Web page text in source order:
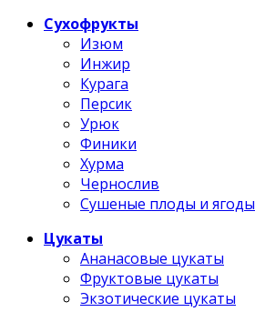
Сухофрукты
Изюм
Инжир
Курага
Персик
Урюк
Финики
Хурма
Чернослив
Сушеные плоды и ягоды
Цукаты
Ананасовые цукаты
Фруктовые цукаты
Экзотические цукаты